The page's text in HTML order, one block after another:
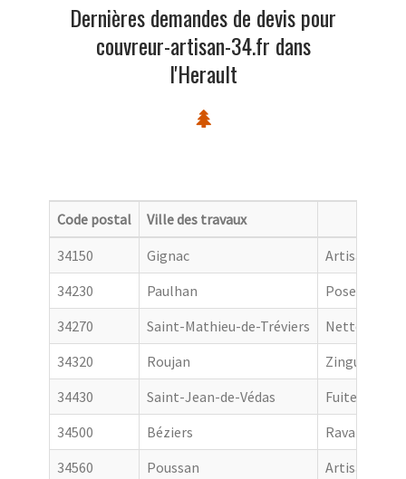
Dernières demandes de devis pour
couvreur-artisan-34.fr dans
l'Herault
Code postal Ville des travaux
34150
Gignac
Artisan
34230
Paulhan
Pose de
34270
Saint-Mathieu-de-Tréviers
Nettoyage
34320
Roujan
Zingueur
34430
Saint-Jean-de-Védas
Fuite toiture
34500
Béziers
Ravalement
34560
Poussan
Artisan